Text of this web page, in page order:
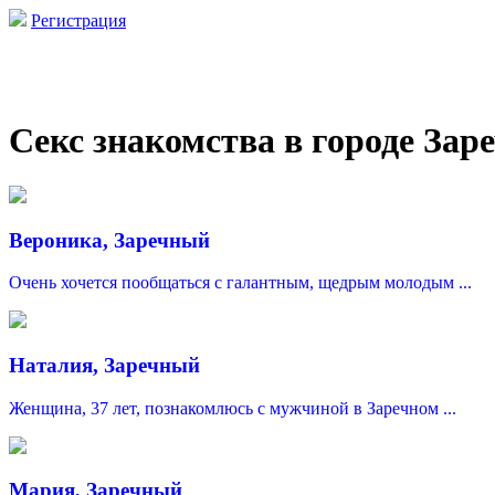
Регистрация
Секс знакомства в городе
Вероника, Заречный
Очень хочется пообщаться с галантным, щедрым молодым ...
Наталия, Заречный
Женщина, 37 лет, познакомлюсь с мужчиной в Заречном ...